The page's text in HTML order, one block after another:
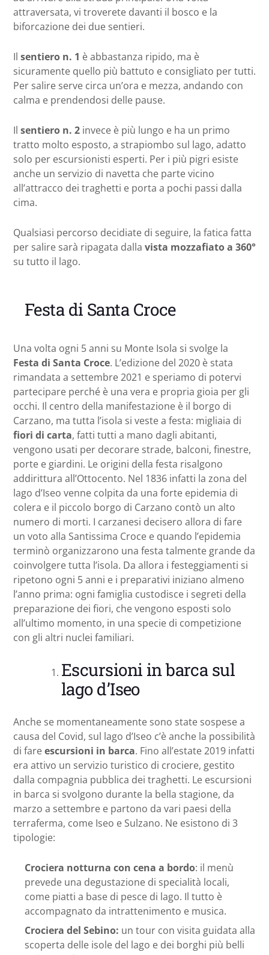
attraversata, vi troverete davanti il bosco e la
biforcazione dei due sentieri.
Il sentiero n. 1 è abbastanza ripido, ma è
sicuramente quello più battuto e consigliato per tutti.
Per salire serve circa un’ora e mezza, andando con
calma e prendendosi delle pause.
Il sentiero n. 2 invece è più lungo e ha un primo
tratto molto esposto, a strapiombo sul lago, adatto
solo per escursionisti esperti. Per i più pigri esiste
anche un servizio di navetta che parte vicino
all’attracco dei traghetti e porta a pochi passi dalla
cima.
Qualsiasi percorso decidiate di seguire, la fatica fatta
per salire sarà ripagata dalla vista mozzafiato a 360°
su tutto il lago.
Festa di Santa Croce
Una volta ogni 5 anni su Monte Isola si svolge la
Festa di Santa Croce. L’edizione del 2020 è stata
rimandata a settembre 2021 e speriamo di potervi
partecipare perché è una vera e propria gioia per gli
occhi. Il centro della manifestazione è il borgo di
Carzano, ma tutta l’isola si veste a festa: migliaia di
fiori di carta, fatti tutti a mano dagli abitanti,
vengono usati per decorare strade, balconi, finestre,
porte e giardini. Le origini della festa risalgono
addirittura all’Ottocento. Nel 1836 infatti la zona del
lago d’Iseo venne colpita da una forte epidemia di
colera e il piccolo borgo di Carzano contò un alto
numero di morti. I carzanesi decisero allora di fare
un voto alla Santissima Croce e quando l’epidemia
terminò organizzarono una festa talmente grande da
coinvolgere tutta l’isola. Da allora i festeggiamenti si
ripetono ogni 5 anni e i preparativi iniziano almeno
l’anno prima: ogni famiglia custodisce i segreti della
preparazione dei fiori, che vengono esposti solo
all’ultimo momento, in una specie di competizione
con gli altri nuclei familiari.
Escursioni in barca sul
lago d’Iseo
Anche se momentaneamente sono state sospese a
causa del Covid, sul lago d’Iseo c’è anche la possibilità
di fareescursioni in barca. Fino all’estate 2019 infatti
era attivo un servizio turistico di crociere, gestito
dalla compagnia pubblica dei traghetti. Le escursioni
in barca si svolgono durante la bella stagione, da
marzo a settembre e partono da vari paesi della
terraferma, come Iseo e Sulzano. Ne esistono di 3
tipologie:
Crociera notturna con cena a bordo: il menù
prevede una degustazione di specialità locali,
come piatti a base di pesce di lago. Il tutto è
accompagnato da intrattenimento e musica.
Crociera del Sebino: un tour con visita guidata alla
scoperta delle isole del lago e dei borghi più belli